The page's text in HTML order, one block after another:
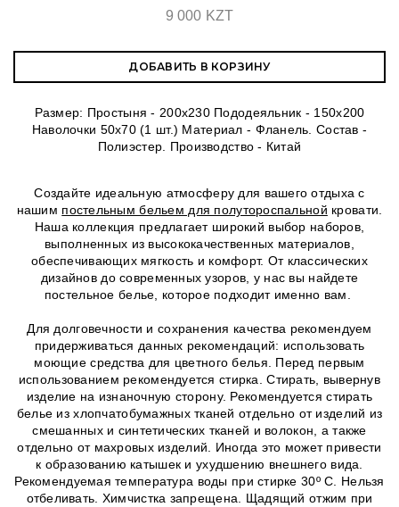
9 000 KZT
ДОБАВИТЬ В КОРЗИНУ
Размер: Простыня - 200х230 Пододеяльник - 150х200
Наволочки 50х70 (1 шт.) Материал - Фланель. Состав -
Полиэстер. Производство - Китай
Создайте идеальную атмосферу для вашего отдыха с
нашим постельным бельем для полутороспальной кровати.
Наша коллекция предлагает широкий выбор наборов,
выполненных из высококачественных материалов,
обеспечивающих мягкость и комфорт. От классических
дизайнов до современных узоров, у нас вы найдете
постельное белье, которое подходит именно вам.
Для долговечности и сохранения качества рекомендуем
придерживаться данных рекомендаций: использовать
моющие средства для цветного белья. Перед первым
использованием рекомендуется стирка. Стирать, вывернув
изделие на изнаночную сторону. Рекомендуется стирать
белье из хлопчатобумажных тканей отдельно от изделий из
смешанных и синтетических тканей и волокон, а также
отдельно от махровых изделий. Иногда это может привести
к образованию катышек и ухудшению внешнего вида.
Рекомендуемая температура воды при стирке 30º C. Нельзя
отбеливать. Химчистка запрещена. Щадящий отжим при